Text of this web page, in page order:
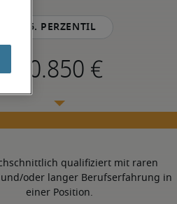
75. Perzentil
qualifiziert mit raren
und/oder langer Berufserfahrung in
einer Position.